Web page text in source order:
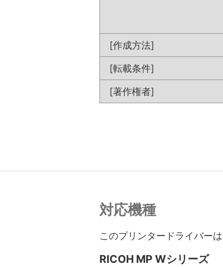
[作成方法]
[転載条件]
[著作権者]
対応機種
このプリンタードライバー
RICOH MP Wシリーズ